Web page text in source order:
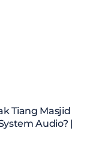
Tiang Masjid
Audio? |